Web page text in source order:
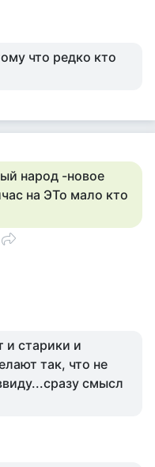
что редко кто
народ -новое
на ЭТо мало кто
и старики и
так, что не
смысл